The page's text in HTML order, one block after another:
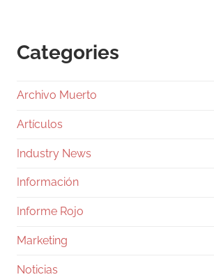
Categories
Archivo Muerto
Artículos
Industry News
Información
Informe Rojo
Marketing
Noticias